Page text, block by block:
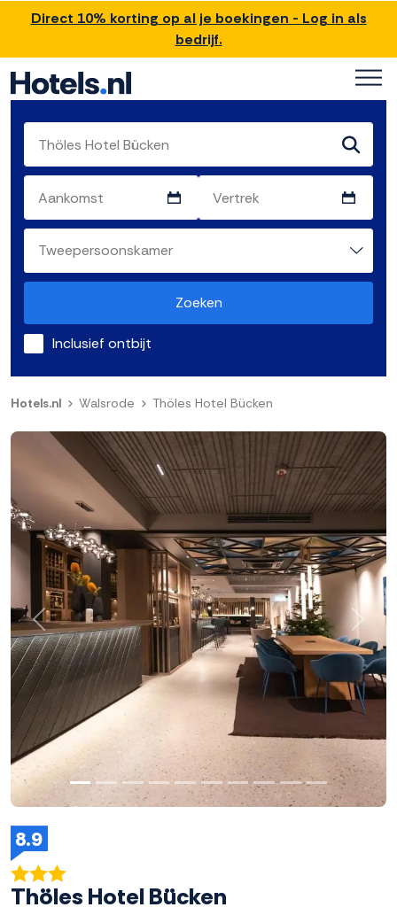
Direct 10% korting op al je boekingen - Log in als
bedrijf.
Zoeken
Inclusief ontbijt
Hotels.nl Walsrode Thöles Hotel Bücken
8.9
Thöles Hotel Bücken